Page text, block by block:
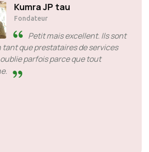
Solly Motsoane
Fondateur et PDG de Mogen Pty
SiveHost en avance -
SiveHost a généralement une
et est généralement
problèmes à l'avance. Il y a des